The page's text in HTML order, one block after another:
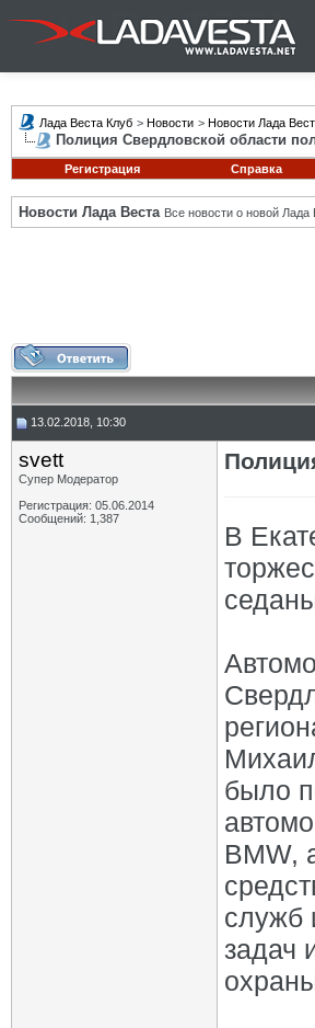
Лада Веста Клуб > Новости > Новости Лада
Полиция Свердловской области
Регистрация Справка
Новости Лада Веста Все новости о новой Лада
13.02.2018, 10:30
svett
Супер Модератор
Регистрация: 05.06.2014
Сообщений: 1,387
В
было
BMW,
служб
задач